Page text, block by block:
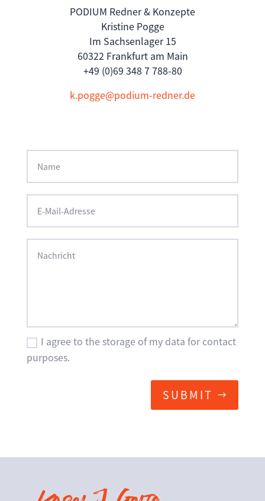
PODIUM Redner & Konzepte
Kristine Pogge
Im Sachsenlager 15
60322 Frankfurt am Main
+49 (0)69 348 7 788-80
k.pogge@podium-redner.de
I agree to the storage of my data for contact
purposes.
SUBMIT